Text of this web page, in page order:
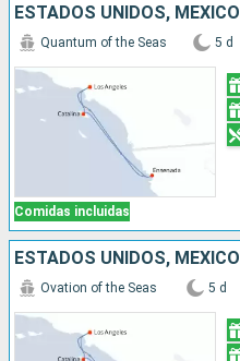
ESTADOS UNIDOS, MÉXICO
Comidas incluidas
Quantum of the Seas 5 d
ESTADOS UNIDOS, MÉXICO
Ovation of the Seas 5 d